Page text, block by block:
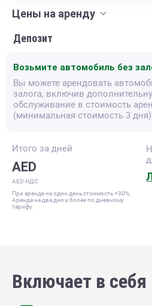
Цены на аренду
Депозит
Возьмите автомобиль без
Вы можете арендовать
залога, включив
обслуживание в стоимость
(минимальная стоимость 3
Итого за дней
AED
AED НДС
При аренде на один день стоимость +30%.
Аренда на два дня и более по дневному
тарифу.
Включает в себя